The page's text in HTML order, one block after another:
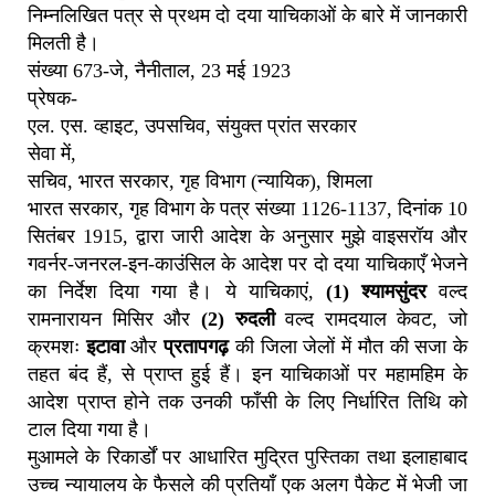
निम्नलिखित पत्र से प्रथम दो दया याचिकाओं के बारे में जानकारी
मिलती है।
संख्या 673-जे, नैनीताल, 23 मई 1923
प्रेषक-
एल. एस. व्हाइट, उपसचिव, संयुक्त प्रांत सरकार
सेवा में,
सचिव, भारत सरकार, गृह विभाग (न्यायिक), शिमला
भारत सरकार, गृह विभाग के पत्र संख्या 1126-1137, दिनांक 10
सितंबर 1915, द्वारा जारी आदेश के अनुसार मुझे वाइसरॉय और
गवर्नर-जनरल-इन-काउंसिल के आदेश पर दो दया याचिकाएँ भेजने
का निर्देश दिया गया है। ये याचिकाएं, (1) श्यामसुंदरवल्द
रामनारायन मिसिर और (2) रुदलीवल्द रामदयाल केवट, जो
क्रमशःइटावाऔरप्रतापगढ़की जिला जेलों में मौत की सजा के
तहत बंद हैं, से प्राप्त हुई हैं। इन याचिकाओं पर महामहिम के
आदेश प्राप्त होने तक उनकी फाँसी के लिए निर्धारित तिथि को
टाल दिया गया है।
मुआमले के रिकार्डों पर आधारित मुद्रित पुस्तिका तथा इलाहाबाद
उच्च न्यायालय के फैसले की प्रतियाँ एक अलग पैकेट में भेजी जा